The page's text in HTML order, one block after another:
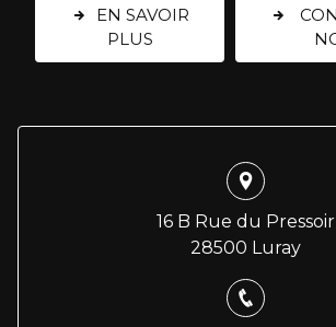
EN SAVOIR
PLUS
16 B Rue du Pressoir
28500 Luray